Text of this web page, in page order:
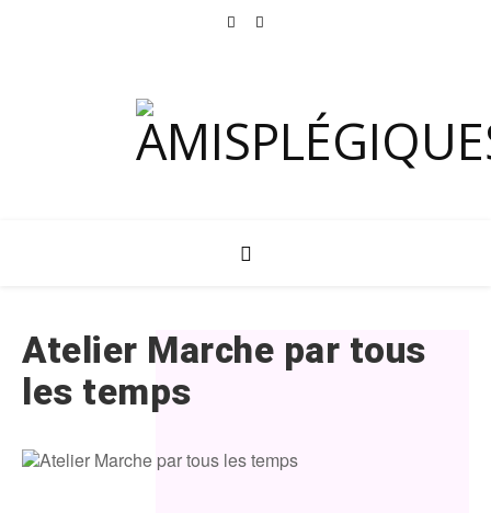
Atelier Marche par tous
les temps